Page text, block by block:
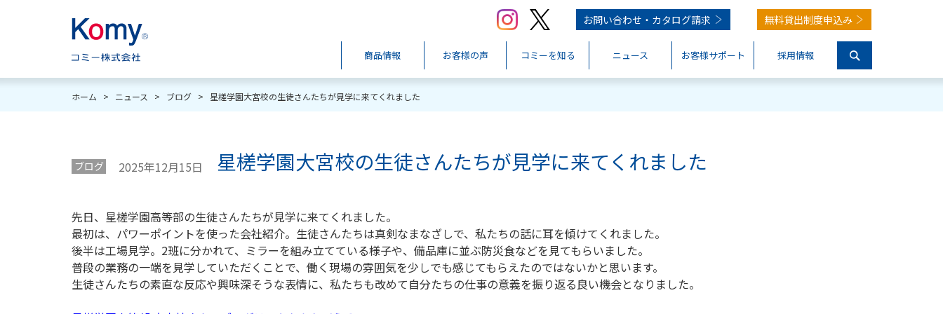
お問い合わせ・ カタログ請求 無料貸出制度申込み
商品情報 お客様の声 コミーを知る ニュース お客様サポート 採用情報
ホーム > ニュース > ブログ > 星槎学園大宮校の生徒さんたちが見学に来てくれました
ブログ 2025年12月15日 星槎学園大宮校の生徒さんたちが見学に来てくれました
先日、星槎学園高等部の生徒さんたちが見学に来てくれました。
最初は、パワーポイントを使った会社紹介。生徒さんたちは真剣なまなざしで、私たちの話に耳を傾けてくれました。
後半は工場見学。2班に分かれて、ミラーを組み立てている様子や、備品庫に並ぶ防災食などを見てもらいました。
普段の業務の一端を見学していただくことで、働く現場の雰囲気を少しでも感じてもらえたのではないかと思います。
生徒さんたちの素直な反応や興味深そうな表情に、私たちも改めて自分たちの仕事の意義を振り返る良い機会となりました。